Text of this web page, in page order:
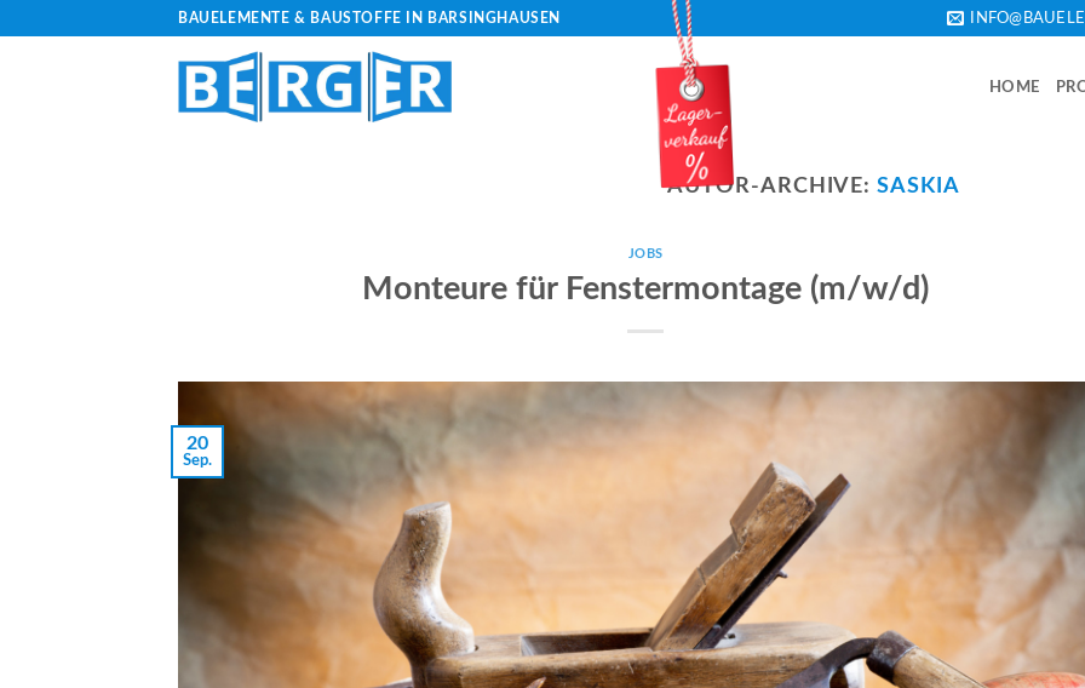
BAUELEMENTE & BAUSTOFFE IN BARSINGHAUSEN
HOME
AUTOR-ARCHIVE:SASKIA
JOBS
Monteure für Fenstermontage (m/w/d)
20
Sep.
da/7396d191548d7bebea1ee96e2c08/widget_square_180_de_0.png“